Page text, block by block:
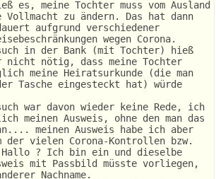
es, meine Tochter muss vom Ausland
Vollmacht zu ändern. Das hat dann
aufgrund verschiedener
wegen Corona.
in der Bank (mit Tochter) hieß
nicht nötig, dass meine Tochter
meine Heiratsurkunde (die man
Tasche eingesteckt hat) würde
war davon wieder keine Rede, ich
meinen Ausweis, ohne den man das
meinen Ausweis habe ich aber
vielen Corona-Kontrollen bzw.
? Ich bin ein und dieselbe
mit Passbild müsste vorliegen,
Nachname.